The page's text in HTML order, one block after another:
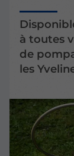
à toutes
de
les